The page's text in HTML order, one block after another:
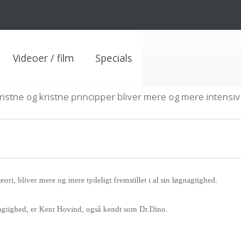
Videoer / film Specials
og kristne principper bliver mere og mere intensiv
bliver mere og mere tydeligt fremstillet i al sin løgnagtighed.
er Kent Hovind, også kendt som Dr.Dino.